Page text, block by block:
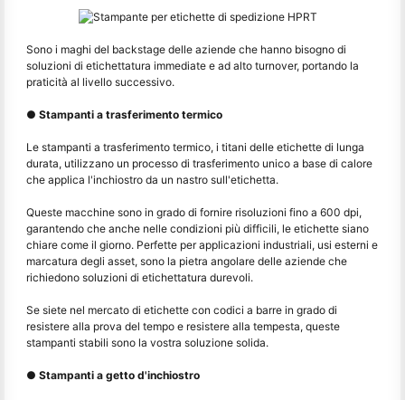
Sono i maghi del backstage delle aziende che hanno bisogno di
soluzioni di etichettatura immediate e ad alto turnover, portando la
praticità al livello successivo.
● Stampanti a trasferimento termico
Le stampanti a trasferimento termico, i titani delle etichette di lunga
durata, utilizzano un processo di trasferimento unico a base di calore
che applica l'inchiostro da un nastro sull'etichetta.
Queste macchine sono in grado di fornire risoluzioni fino a 600 dpi,
garantendo che anche nelle condizioni più difficili, le etichette siano
chiare come il giorno. Perfette per applicazioni industriali, usi esterni e
marcatura degli asset, sono la pietra angolare delle aziende che
richiedono soluzioni di etichettatura durevoli.
Se siete nel mercato di etichette con codici a barre in grado di
resistere alla prova del tempo e resistere alla tempesta, queste
stampanti stabili sono la vostra soluzione solida.
● Stampanti a getto d'inchiostro